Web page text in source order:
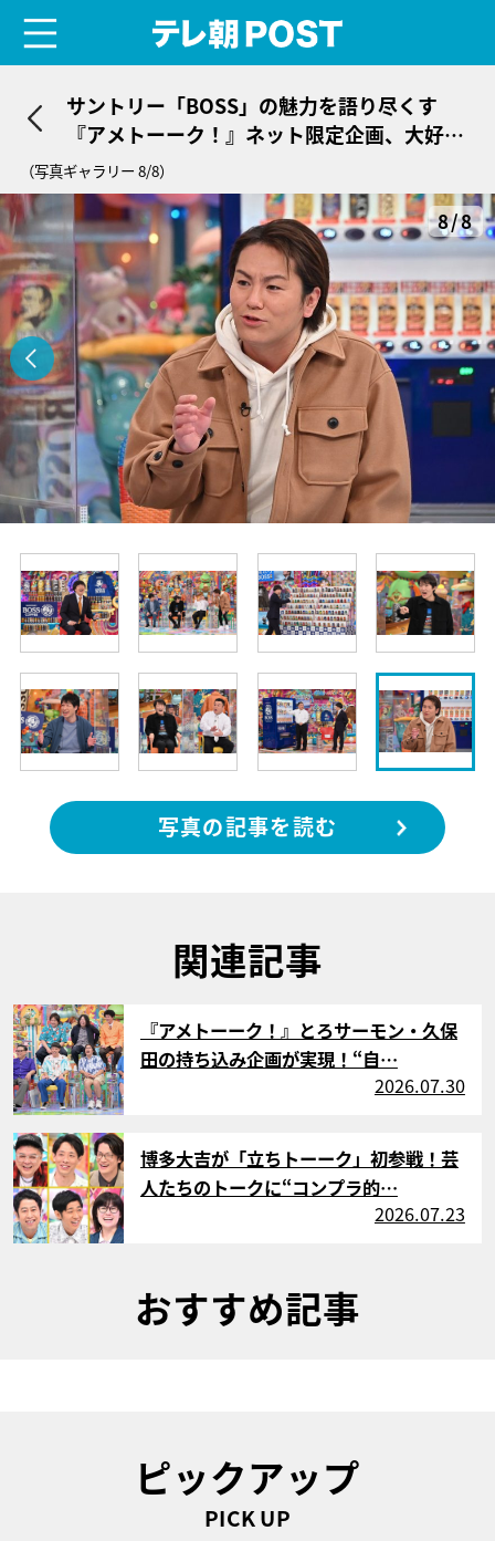
サントリー「BOSS」の魅力を語り尽くす
『アメトーーク！』ネット限定企画、大好評
配信中！
（写真ギャラリー 8/8）
8/8
写真の記事を読む
関連記事
サムネイル
『アメトーーク！』とろサーモン・久保
田の持ち込み企画が実現！“自…
2026.07.30
サムネイル
博多大吉が「立ちトーーク」初参戦！芸
人たちのトークに“コンプラ的…
2026.07.23
おすすめ記事
ピックアップ
PICK UP